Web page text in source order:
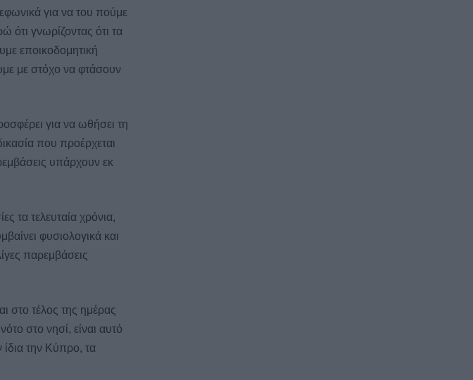
για να του πούμε
ότι γνωρίζοντας ότι τα
εποικοδομητική
με στόχο να φτάσουν
για να ωθήσει τη
που προέρχεται
υπάρχουν εκ
τα τελευταία χρόνια,
φυσιολογικά και
παρεμβάσεις
στο τέλος της ημέρας
στο νησί, είναι αυτό
ίδια την Κύπρο, τα